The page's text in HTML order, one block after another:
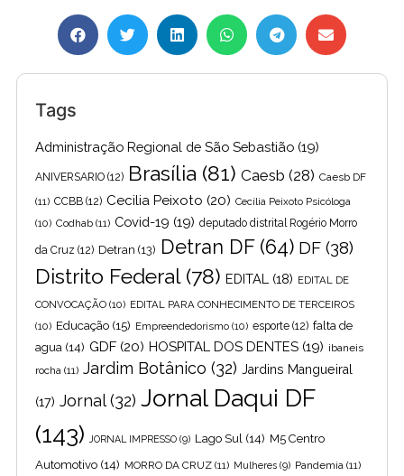
Tags
Administração Regional de São Sebastião (19)
ANIVERSARIO (12) Brasília (81) Caesb (28) Caesb DF
(11) CCBB (12) Cecilia Peixoto (20) Cecília Peixoto Psicóloga
(10) Codhab (11) Covid-19 (19) deputado distrital Rogério Morro
da Cruz (12) Detran (13) Detran DF(64) DF (38)
Distrito Federal(78) EDITAL (18) EDITAL DE
CONVOCAÇÃO (10) EDITAL PARA CONHECIMENTO DE TERCEIROS
(10) Educação (15) Empreendedorismo (10) esporte (12) falta de
agua (14) GDF (20) HOSPITAL DOS DENTES (19) ibaneis
rocha (11) Jardim Botânico (32) Jardins Mangueiral
(17) Jornal(32) Jornal Daqui DF
(143)
JORNAL IMPRESSO (9) Lago Sul (14) M5 Centro
Automotivo (14) MORRO DA CRUZ (11) Mulheres (9) Pandemia (11)